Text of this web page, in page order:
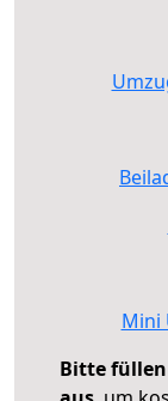
Mini
Bitte